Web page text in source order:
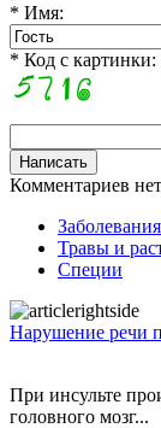
* Имя:
* Код с картинки:
Комментариев
Заболевания
Травы и
Специи
Нарушение речи
При инсульте
головного мозг...